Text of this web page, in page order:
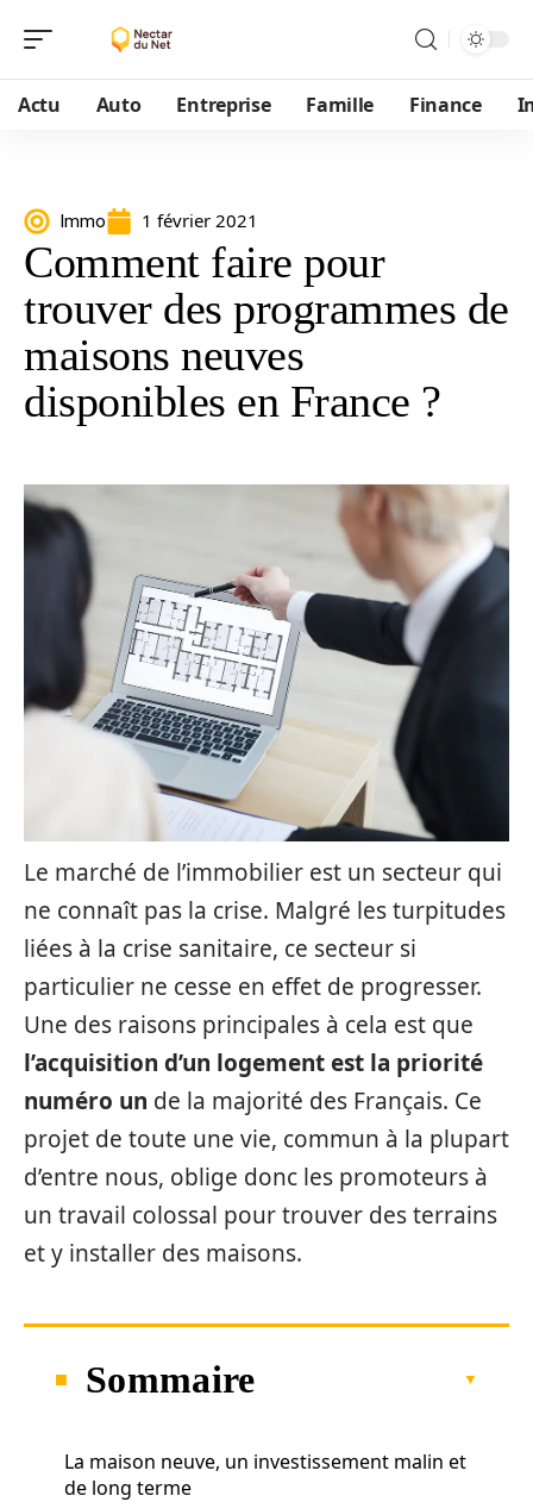
Actu Auto Entreprise Famille Finance
Immo 1 février 2021
Comment faire pour
trouver des programmes de
maisons neuves
disponibles en France ?
Le marché de l’immobilier est un secteur qui
ne connaît pas la crise. Malgré les turpitudes
liées à la crise sanitaire, ce secteur si
particulier ne cesse en effet de progresser.
Une des raisons principales à cela est que
l’acquisition d’un logement est la priorité
numéro un de la majorité des Français. Ce
projet de toute une vie, commun à la plupart
d’entre nous, oblige donc les promoteurs à
un travail colossal pour trouver des terrains
et y installer des maisons.
Sommaire
La maison neuve, un investissement malin et
de long terme